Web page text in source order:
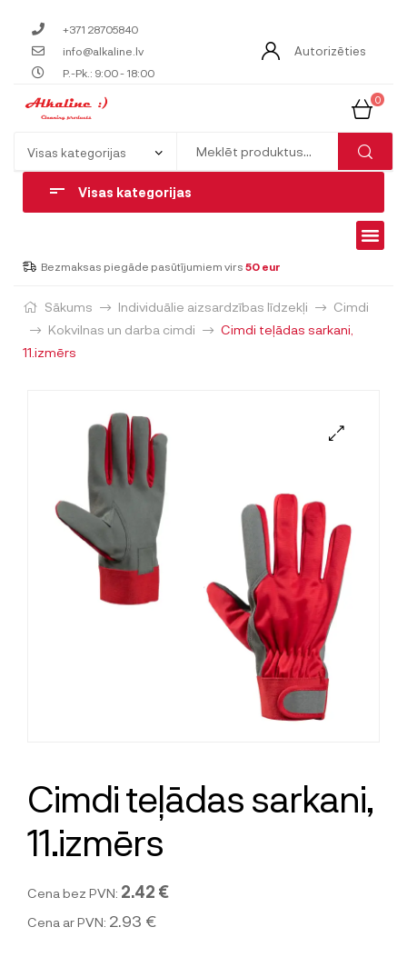
+371 28705840
info@alkaline.lv
P.-Pk.: 9:00 - 18:00
Autorizēties
0
Visas kategorijas
Bezmaksas piegāde pasūtījumiem virs 50 eur
Sākums Individuālie aizsardzības līdzekļi
Cimdi
Kokvilnas un darba cimdi
Cimdi teļādas sarkani,
11.izmērs
Cimdi teļādas sarkani,
11.izmērs
Cena bez PVN: 2.42 €
Cena ar PVN: 2.93 €